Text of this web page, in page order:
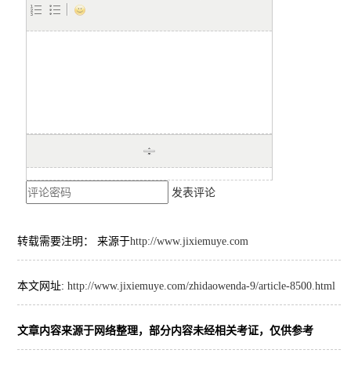
发表评论
转载需要注明： 来源于http://www.jixiemuye.com
本文网址: http://www.jixiemuye.com/zhidaowenda-9/article-8500.html
文章内容来源于网络整理，部分内容未经相关考证，仅供参考